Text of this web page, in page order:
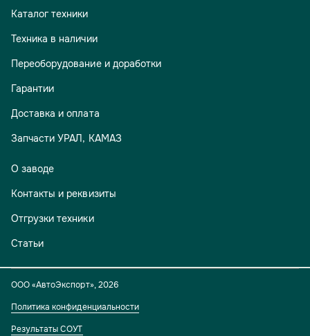
Каталог техники
Техника в наличии
Переоборудование и доработки
Гарантии
Доставка и оплата
Запчасти УРАЛ, КАМАЗ
О заводе
Контакты и реквизиты
Отгрузки техники
Статьи
ООО «АвтоЭкспорт»,2026
Политика конфиденциальности
Результаты СОУТ